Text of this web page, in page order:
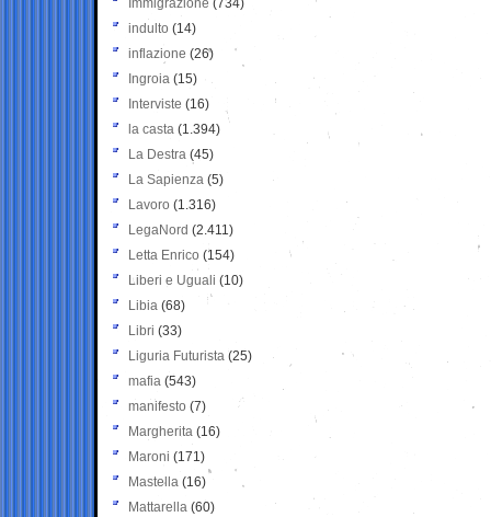
Immigrazione (734)
indulto (14)
inflazione (26)
Ingroia (15)
Interviste (16)
la casta (1.394)
La Destra (45)
La Sapienza (5)
Lavoro (1.316)
LegaNord (2.411)
Letta Enrico (154)
Liberi e Uguali (10)
Libia (68)
Libri (33)
Liguria Futurista (25)
mafia (543)
manifesto (7)
Margherita (16)
Maroni (171)
Mastella (16)
Mattarella (60)